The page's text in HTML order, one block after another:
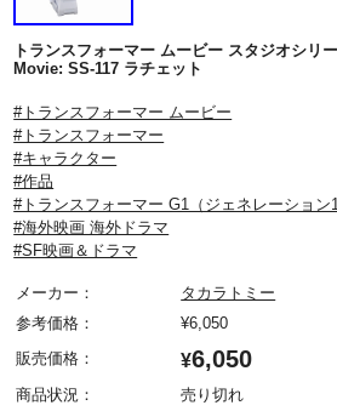
トランスフォーマー ムービー スタジオシ
Movie: SS-117 ラチェット
#トランスフォーマー ムービー
#トランスフォーマー
#キャラクター
#作品
#トランスフォーマー G1（ジェネレーション1
#海外映画 海外ドラマ
#SF映画＆ドラマ
メーカー：
タカラトミー
参考価格：
¥6,050
販売価格：
¥6,050
商品状況：
売り切れ